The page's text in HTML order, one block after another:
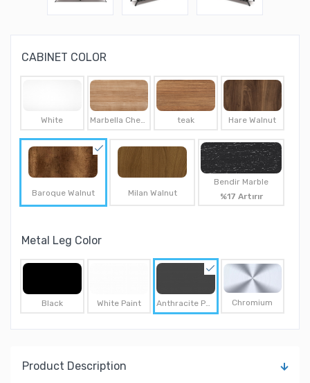
CABINET COLOR
White Marbella Cherry teak Hare Walnut
Baroque Walnut Milan Walnut
Bendir Marble
%17 Artırır
Metal Leg Color
Black White Paint Anthracite Paint Chromium
Product Description